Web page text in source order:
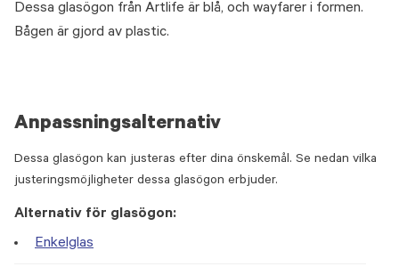
Dessa glasögon från Artlife är blå, och wayfarer i formen.
Bågen är gjord av plastic.
Anpassningsalternativ
Dessa glasögon kan justeras efter dina önskemål. Se nedan vilka
justeringsmöjligheter dessa glasögon erbjuder.
Alternativ för glasögon:
Enkelglas